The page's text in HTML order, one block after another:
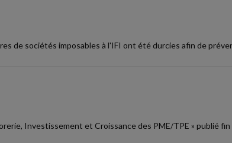
de sociétés imposables à l'IFI ont été durcies afin de
Investissement et Croissance des PME/TPE » publié fin